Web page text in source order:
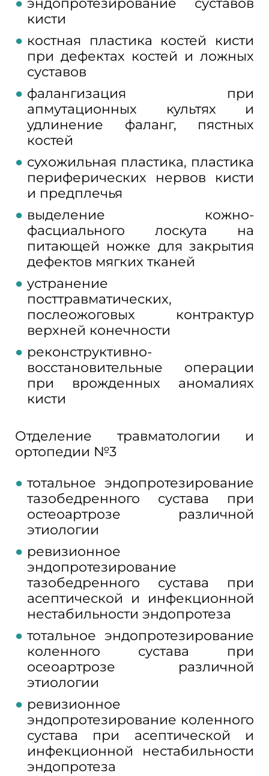
эндопротезирование суставов
кисти
костная пластика костей кисти
при дефектах костей и ложных
суставов
фалангизация при
апмутационных культях и
удлинение фаланг, пястных
костей
сухожильная пластика, пластика
периферических нервов кисти
и предплечья
выделение кожно-
фасциального лоскута на
питающей ножке для закрытия
дефектов мягких тканей
устранение
посттравматических,
послеожоговых контрактур
верхней конечности
реконструктивно-
восстановительные операции
при врожденных аномалиях
кисти
Отделение травматологии и
ортопедии №3
тотальное эндопротезирование
тазобедренного сустава при
остеоартрозе различной
этиологии
ревизионное
эндопротезирование
тазобедренного сустава при
асептической и инфекционной
нестабильности эндопротеза
тотальное эндопротезирование
коленного сустава при
осеоартрозе различной
этиологии
ревизионное
эндопротезирование коленного
сустава при асептической и
инфекционной нестабильности
эндопротеза